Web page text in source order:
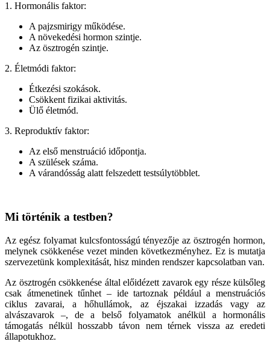
1. Hormonális faktor:
A pajzsmirigy működése.
A növekedési hormon szintje.
Az ösztrogén szintje.
2. Életmódi faktor:
Étkezési szokások.
Csökkent fizikai aktivitás.
Ülő életmód.
3. Reproduktív faktor:
Az első menstruáció időpontja.
A szülések száma.
A várandósság alatt felszedett testsúlytöbblet.
Mi történik a testben?
Az egész folyamat kulcsfontosságú tényezője az ösztrogén hormon,
melynek csökkenése vezet minden következményhez. Ez is mutatja
szervezetünk komplexitását, hisz minden rendszer kapcsolatban van.
Az ösztrogén csökkenése által előidézett zavarok egy része külsőleg
csak átmenetinek tűnhet – ide tartoznak például a menstruációs
ciklus zavarai, a hőhullámok, az éjszakai izzadás vagy az
alvászavarok –, de a belső folyamatok anélkül a hormonális
támogatás nélkül hosszabb távon nem térnek vissza az eredeti
állapotukhoz.